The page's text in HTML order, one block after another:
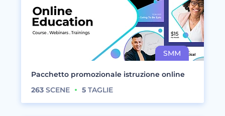
Pacchetto promozionale istruzione online
263 SCENE 5 TAGLIE